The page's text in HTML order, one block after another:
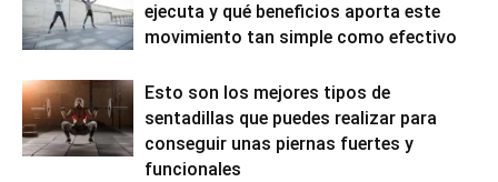
ejecuta y qué beneficios aporta este
movimiento tan simple como efectivo
Esto son los mejores tipos de
sentadillas que puedes realizar para
conseguir unas piernas fuertes y
funcionales